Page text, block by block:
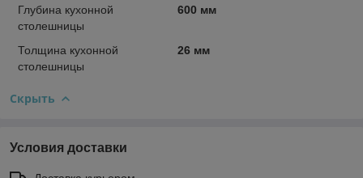
Глубина кухонной
столешницы
600 мм
Толщина кухонной
столешницы
26 мм
Скрыть
Условия доставки